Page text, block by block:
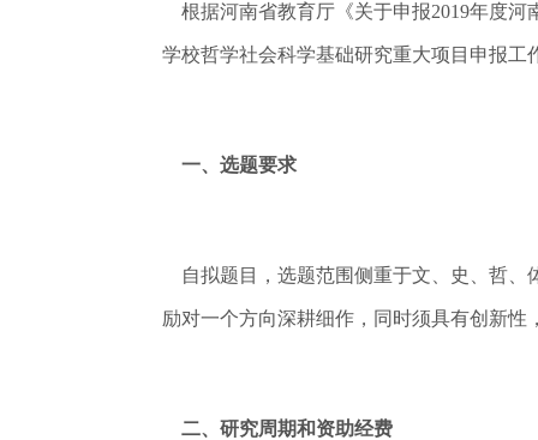
根据河南省教育厅《关于申报2019年度河
学校哲学社会科学基础研究重大项目申报工
一、选题要求
自拟题目，选题范围侧重于文、史、哲、
励对一个方向深耕细作，同时须具有创新
二、研究周期和资助经费